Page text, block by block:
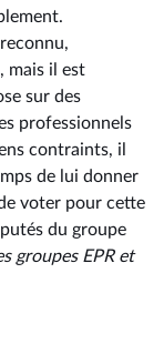
mais il est
sur des
professionnels
contraints, il
de lui donner
voter pour cette
du groupe
groupes EPR et